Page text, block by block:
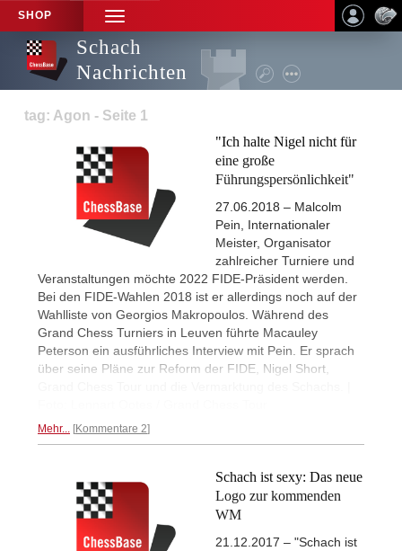
SHOP
TOGGLE
NAVIGATION
Schach
Nachrichten
tag: Agon - Seite 1
"Ich halte Nigel nicht für
eine große
Führungspersönlichkeit"
27.06.2018 – Malcolm
Pein, Internationaler
Meister, Organisator
zahlreicher Turniere und
Veranstaltungen möchte 2022 FIDE-Präsident werden.
Bei den FIDE-Wahlen 2018 ist er allerdings noch auf der
Wahlliste von Georgios Makropoulos. Während des
Grand Chess Turniers in Leuven führte Macauley
Peterson ein ausführliches Interview mit Pein. Er sprach
über seine Pläne zur Reform der FIDE, Nigel Short,
Mehr... Kommentare 2
Schach ist sexy: Das neue
Logo zur kommenden
WM
21.12.2017 – "Schach ist